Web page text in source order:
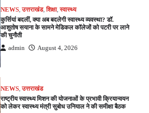
NEWS ,उत्तराखंड,शिक्षा,स्वास्थ्य
कुर्सियां बदलीं, क्या अब बदलेगी स्वास्थ्य व्यवस्था? डॉ.
आशुतोष सयाना के सामने मेडिकल कॉलेजों को पटरी पर लाने
की चुनौती
admin August 4, 2026
NEWS ,उत्तराखंड
राष्ट्रीय स्वास्थ्य मिशन की योजनाओं के प्रभावी क्रियान्वयन
को लेकर स्वास्थ्य मंत्री सुबोध उनियाल ने की समीक्षा बैठक